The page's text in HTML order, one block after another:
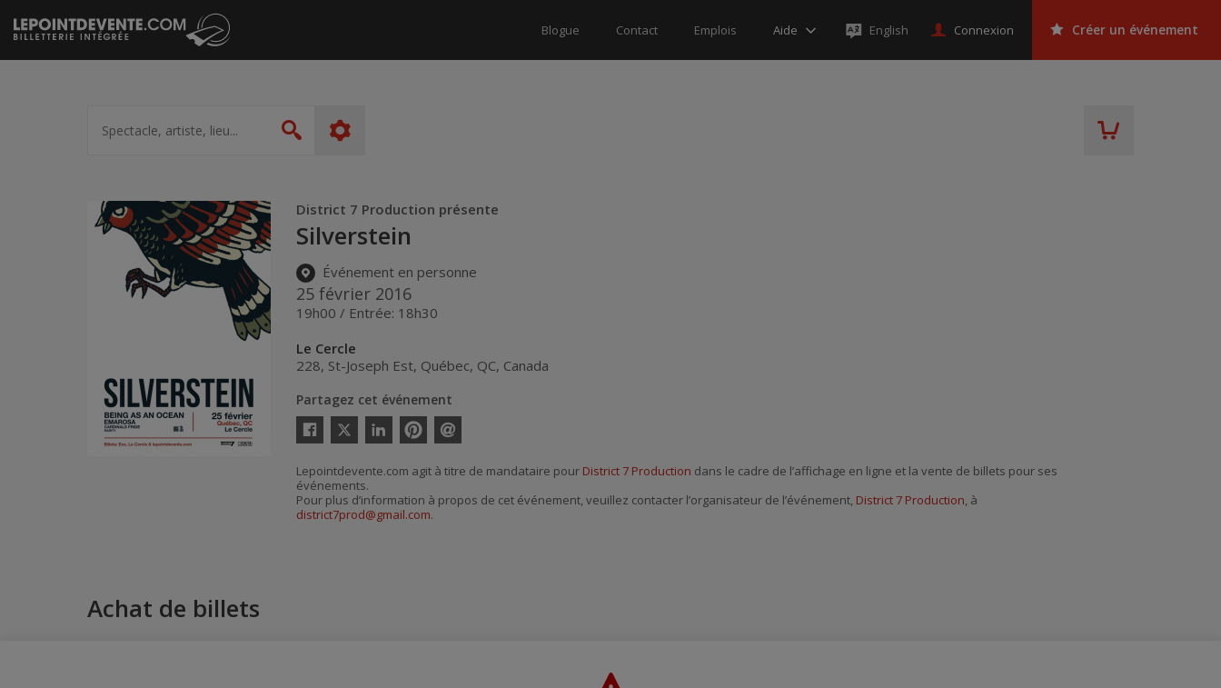
Passer
au
contenu
Blogue Contact Emplois Aide English Connexion Créer un événement
artiste,
lieu...
Rechercher
District 7 Production présente
Silverstein
Événement en personne
25 février 2016
19h00 / Entrée: 18h30
Le Cercle
228, St-Joseph Est, Québec, QC, Canada
Partagez cet événement
Facebook
Twitter
LinkedinPinterestEnvoyer
courriel
Lepointdevente.com agit à titre de mandataire pour District 7 Production dans le cadre de l’affichage en ligne et la vente de billets pour ses
événements.
Pour plus d’information à propos de cet événement, veuillez contacter l’organisateur de l’événement, District 7 Production, à
district7prod@gmail.com.
Achat de billets